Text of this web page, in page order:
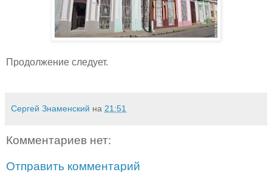
Продолжение следует.
Сергей Знаменский на 21:51
Комментариев нет:
Отправить комментарий